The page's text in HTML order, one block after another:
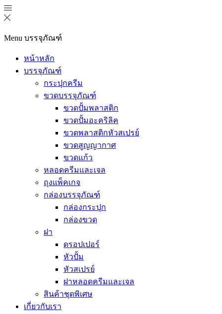
Menu บรรจุภัณฑ์
หน้าหลัก
บรรจุภัณฑ์
กระปุกครีม
ขวดบรรจุภัณฑ์
ขวดปั้มพลาสติก
ขวดปั้มอะคริลิค
ขวดพลาสติกหัวสเปรย์
ขวดสูญญากาศ
ขวดแก้ว
หลอดครีมและเจล
ถุงแพ็คเกจ
กล่องบรรจุภัณฑ์
กล่องกระปุก
กล่องขวด
ฝา
ดรอปเปอร์
หัวปั้ม
หัวสเปรย์
ฝาหลอดครีมและเจล
สินค้าชุดพิเศษ
เกี่ยวกับเรา